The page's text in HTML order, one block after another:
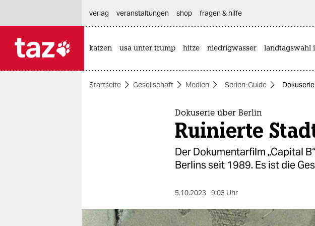
themen
verlag
veranstaltungen shop fragen & hilfe
katzen usa unter trump hitze niedrigwasser landtagswahl
Startseite Gesellschaft Medien Serien-Guide
Dokuserie über Berlin
Ruinierte
Der Dokumentarfilm „Capital
Berlins seit 1989. Es ist die
5.10.2023 9:03 Uhr